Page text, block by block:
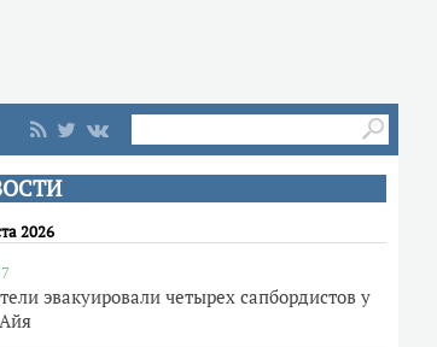
2026
эвакуировали четырех сапбордистов у